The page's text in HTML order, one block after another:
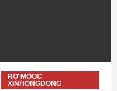
RƠ MÓOC
XINHONGDONG